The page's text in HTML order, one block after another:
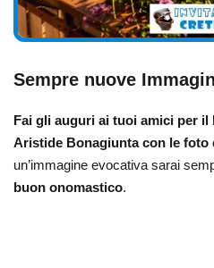
Sempre nuove
Fai gli auguri ai tuoi amici per
Aristide Bonagiunta con le foto
un’immagine evocativa sarai
buon onomastico.